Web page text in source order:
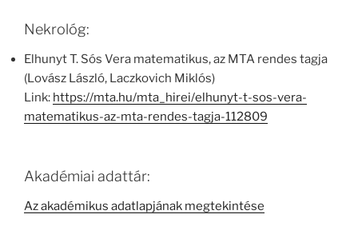
Nekrológ:
Elhunyt T. Sós Vera matematikus, az MTA rendes tagja
(Lovász László, Laczkovich Miklós)
Link: https://mta.hu/mta_hirei/elhunyt-t-sos-vera-
matematikus-az-mta-rendes-tagja-112809
Akadémiai adattár:
Az akadémikus adatlapjának megtekintése